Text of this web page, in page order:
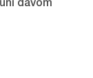
davom